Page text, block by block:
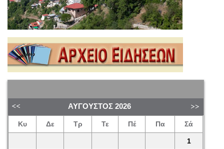
ΑΎΓΟΥΣΤΟΣ 2026
Κυ Δε Τρ Τε Πέ Πα Σά
1